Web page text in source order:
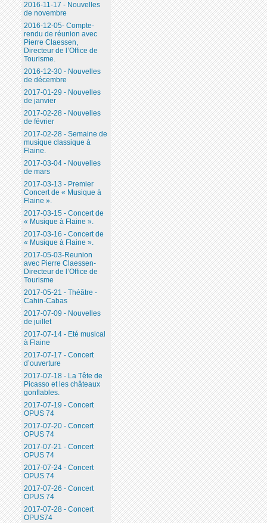
2016-11-17 - Nouvelles
de novembre
2016-12-05- Compte-
rendu de réunion avec
Pierre Claessen,
Directeur de l’Office de
Tourisme.
2016-12-30 - Nouvelles
de décembre
2017-01-29 - Nouvelles
de janvier
2017-02-28 - Nouvelles
de février
2017-02-28 - Semaine de
musique classique à
Flaine.
2017-03-04 - Nouvelles
de mars
2017-03-13 - Premier
Concert de « Musique à
Flaine ».
2017-03-15 - Concert de
« Musique à Flaine ».
2017-03-16 - Concert de
« Musique à Flaine ».
2017-05-03-Reunion
avec Pierre Claessen-
Directeur de l’Office de
Tourisme
2017-05-21 - Théâtre -
Cahin-Cabas
2017-07-09 - Nouvelles
de juillet
2017-07-14 - Eté musical
à Flaine
2017-07-17 - Concert
d’ouverture
2017-07-18 - La Tête de
Picasso et les châteaux
gonflables.
2017-07-19 - Concert
OPUS 74
2017-07-20 - Concert
OPUS 74
2017-07-21 - Concert
OPUS 74
2017-07-24 - Concert
OPUS 74
2017-07-26 - Concert
OPUS 74
2017-07-28 - Concert
OPUS74